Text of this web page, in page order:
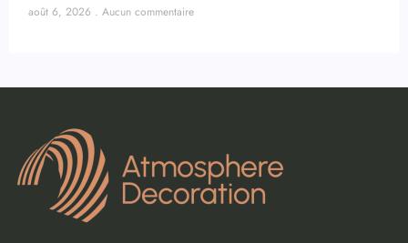
août 6, 2026 Aucun commentaire